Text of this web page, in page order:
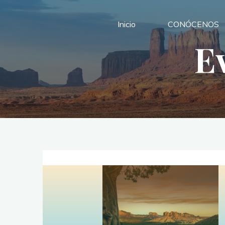
Inicio CONÓCENOS
E